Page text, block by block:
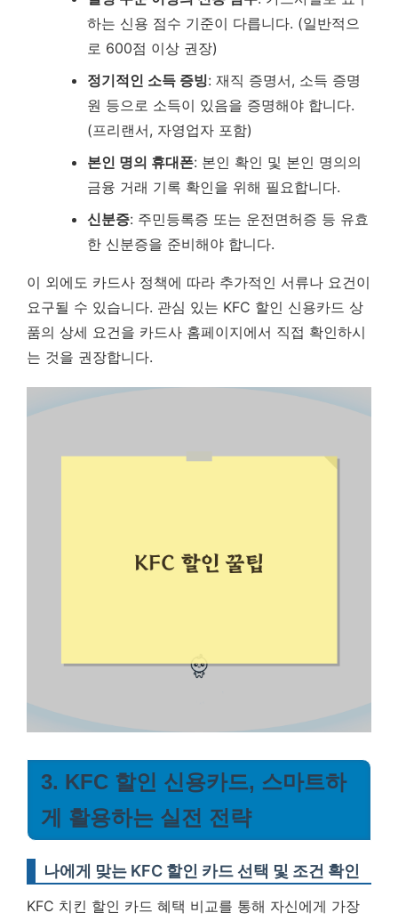
하는 신용 점수 기준이 다릅니다. (일반적으
로 600점 이상 권장)
정기적인 소득 증빙: 재직 증명서, 소득 증명
원 등으로 소득이 있음을 증명해야 합니다.
(프리랜서, 자영업자 포함)
본인 명의 휴대폰: 본인 확인 및 본인 명의의
금융 거래 기록 확인을 위해 필요합니다.
신분증: 주민등록증 또는 운전면허증 등 유효
한 신분증을 준비해야 합니다.
이 외에도 카드사 정책에 따라 추가적인 서류나 요건이
요구될 수 있습니다. 관심 있는 KFC 할인 신용카드 상
품의 상세 요건을 카드사 홈페이지에서 직접 확인하시
는 것을 권장합니다.
3. KFC 할인 신용카드, 스마트하
게 활용하는 실전 전략
나에게 맞는 KFC 할인 카드 선택 및 조건 확인
KFC 치킨 할인 카드 혜택 비교를 통해 자신에게 가장